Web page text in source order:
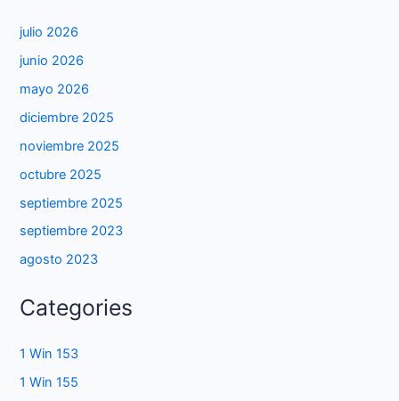
julio 2026
junio 2026
mayo 2026
diciembre 2025
noviembre 2025
octubre 2025
septiembre 2025
septiembre 2023
agosto 2023
Categories
1 Win 153
1 Win 155